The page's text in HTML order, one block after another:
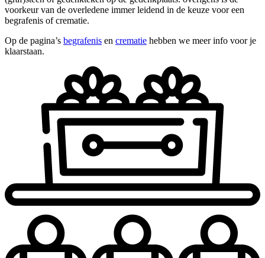
voorkeur van de overledene immer leidend in de keuze voor een
begrafenis of crematie.
Op de pagina’s begrafenis en crematie hebben we meer info voor je
klaarstaan.